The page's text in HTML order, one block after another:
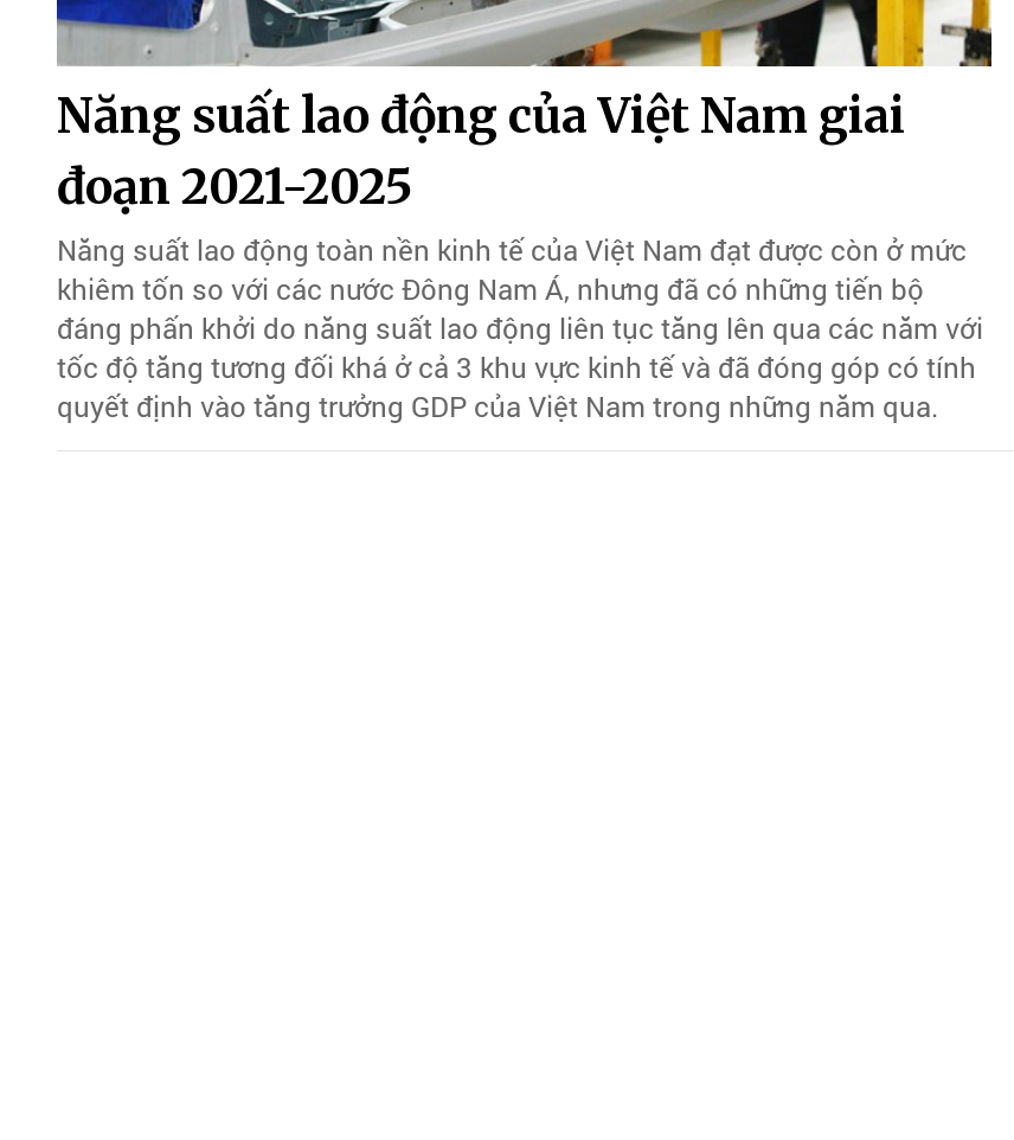
Năng suất lao động của Việt Nam giai
đoạn 2021-2025
Năng suất lao động toàn nền kinh tế của Việt Nam đạt được còn ở mức
khiêm tốn so với các nước Đông Nam Á, nhưng đã có những tiến bộ
đáng phấn khởi do năng suất lao động liên tục tăng lên qua các năm với
tốc độ tăng tương đối khá ở cả 3 khu vực kinh tế và đã đóng góp có tính
quyết định vào tăng trưởng GDP của Việt Nam trong những năm qua.